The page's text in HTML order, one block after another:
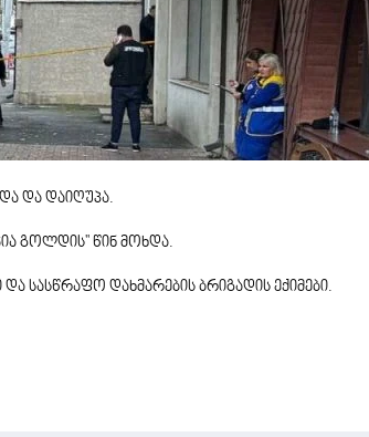
და დაიღუპა.
გოლდის'' წინ მოხდა.
სასწრაფო დახმარების ბრიგადის ექიმები.